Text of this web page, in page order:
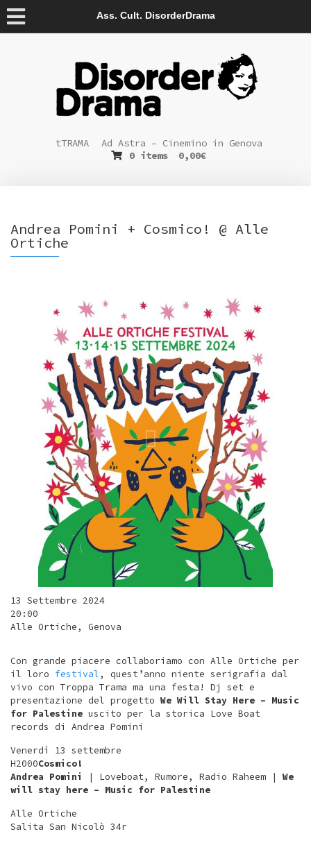
Ass. Cult. DisorderDrama
tTRAMA
Ad Astra – Cinemino in Genova
0 items
0,00€
Andrea Pomini + Cosmico! @ Alle
Ortiche
13 Settembre 2024
20:00
Alle Ortiche, Genova
Con grande piacere collaboriamo con Alle Ortiche per
il loro festival, quest’anno niente serigrafia dal
vivo con Troppa Trama ma una festa! Dj set e
presentazione del progetto We Will Stay Here – Music
for Palestine uscito per la storica Love Boat
records di Andrea Pomini
Venerdì 13 settembre
H2000Cosmico!
Andrea Pomini
| Loveboat, Rumore, Radio Raheem | We
will stay here – Music for Palestine
Alle Ortiche
Salita San Nicolò 34r